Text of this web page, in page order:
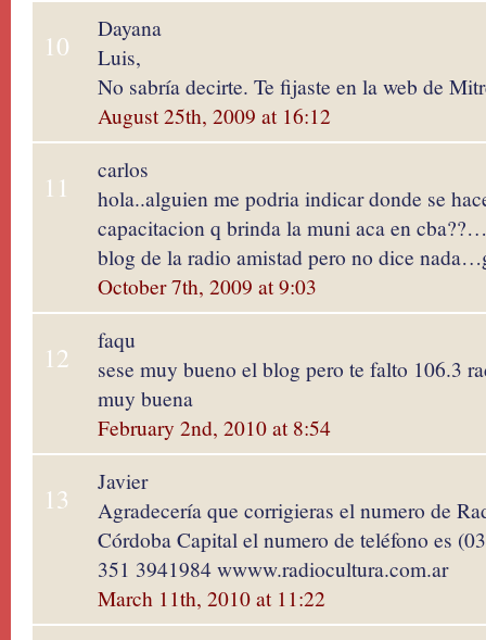
10
Dayana
Luis,
No sabría decirte. Te fijaste en la web de
August 25th, 2009 at 16:12
11
carlos
hola..alguien me podria indicar donde se
capacitacion q brinda la muni aca en
blog de la radio amistad pero no dice
October 7th, 2009 at 9:03
12
faqu
sese muy bueno el blog pero te falto 106.3
muy buena
February 2nd, 2010 at 8:54
13
Javier
Agradecería que corrigieras el numero de
Córdoba Capital el numero de teléfono es
351 3941984 wwww.radiocultura.com.ar
March 11th, 2010 at 11:22